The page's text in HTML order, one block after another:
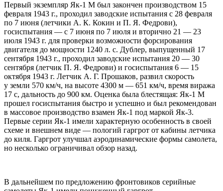
Первый экземпляр Як-1 М был закончен производством 15
февраля 1943 г., проходил заводские испытания с 28 февраля
по 7 июня (летчики А. К. Кокин и П. Я. Федрови),
госиспытания — с 7 июня по 7 июля и вторично 21 — 23
июля 1943 г. для проверки возможности форсирования
двигателя до мощности 1240 л. с. Дублер, выпущенный 17
сентября 1943 г., проходил заводские испытания 20 — 30
сентября (летчик П. Я. Федрови) и госиспытания 6 — 15
октября 1943 г. Летчик А. Г. Прошаков, развил скорость
у земли 570 км/ч, на высоте 4300 м — 651 км/ч, время виража
17 с, дальность до 900 км. Оценка была блестящая: Як-1 М
прошел госиспытания быстро и успешно и был рекомендован
в массовое производство взамен Як-1 под маркой Як-3.
Первые серии Як-1 имели характерную особенность в своей
схеме и внешнем виде — пологий гаргрот от кабины летчика
до киля. Гаргрот улучшал аэродинамические формы самолета,
но несколько ограничивал обзор назад.
В дальнейшем по предложению фронтовиков серийные